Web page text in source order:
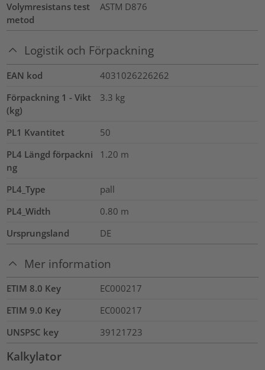
Volymresistans test
metod
ASTM D876
Logistik och Förpackning
EAN kod
4031026226262
Förpackning 1 - Vikt
(kg)
3.3 kg
PL1 Kvantitet
50
PL4 Längd förpackni
ng
1.20 m
PL4_Type
pall
PL4_Width
0.80 m
Ursprungsland
DE
Mer information
ETIM 8.0 Key
EC000217
ETIM 9.0 Key
EC000217
UNSPSC key
39121723
Kalkylator